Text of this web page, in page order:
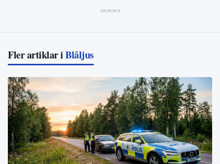
ANNONS
Fler artiklar iBlåljus